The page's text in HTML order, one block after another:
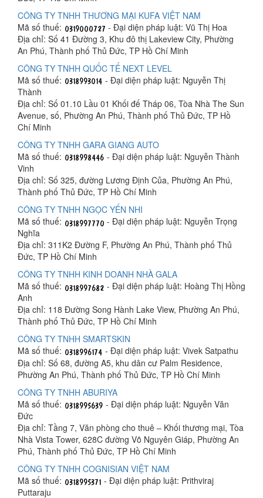
CÔNG TY TNHH THƯƠNG MẠI KUFA VIỆT NAM
Mã số thuế:
- Đại diện pháp luật: Vũ Thị Hoa
Địa chỉ: Số 41 Đường 3, Khu đô thị Lakeview City, Phường
An Phú, Thành phố Thủ Đức, TP Hồ Chí Minh
CÔNG TY TNHH QUỐC TẾ NEXT LEVEL
Mã số thuế:
- Đại diện pháp luật: Nguyễn Thị
Thành
Địa chỉ: Số 01.10 Lầu 01 Khối đế Tháp 06, Tòa Nhà The Sun
Avenue, số, Phường An Phú, Thành phố Thủ Đức, TP Hồ
Chí Minh
CÔNG TY TNHH GARA GIANG AUTO
Mã số thuế:
- Đại diện pháp luật: Nguyễn Thành
Vinh
Địa chỉ: Số 325, đường Lương Định Của, Phường An Phú,
Thành phố Thủ Đức, TP Hồ Chí Minh
CÔNG TY TNHH NGỌC YẾN NHI
Mã số thuế:
- Đại diện pháp luật: Nguyễn Trọng
Nghĩa
Địa chỉ: 311K2 Đường F, Phường An Phú, Thành phố Thủ
Đức, TP Hồ Chí Minh
CÔNG TY TNHH KINH DOANH NHÀ GALA
Mã số thuế:
- Đại diện pháp luật: Hoàng Thị Hồng
Anh
Địa chỉ: 118 Đường Song Hành Lake View, Phường An Phú,
Thành phố Thủ Đức, TP Hồ Chí Minh
CÔNG TY TNHH SMARTSKIN
Mã số thuế:
- Đại diện pháp luật: Vivek Satpathu
Địa chỉ: Số 68, đường A5, khu dân cư Palm Residence,
Phường An Phú, Thành phố Thủ Đức, TP Hồ Chí Minh
CÔNG TY TNHH ABURIYA
Mã số thuế:
- Đại diện pháp luật: Nguyễn Văn
Đức
Địa chỉ: Tầng 7, Văn phòng cho thuê – Khối thương mại, Tòa
Nhà Vista Tower, 628C đường Võ Nguyên Giáp, Phường An
Phú, Thành phố Thủ Đức, TP Hồ Chí Minh
CÔNG TY TNHH COGNISIAN VIỆT NAM
Mã số thuế:
- Đại diện pháp luật: Prithviraj
Puttaraju